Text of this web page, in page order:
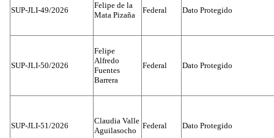
SUP-JLI-49/2026
Felipe de la
Mata Pizaña
Federal Dato Protegido
SUP-JLI-50/2026
Felipe
Alfredo
Fuentes
Barrera
Federal Dato Protegido
SUP-JLI-51/2026
Claudia Valle
Aguilasocho
Federal Dato Protegido